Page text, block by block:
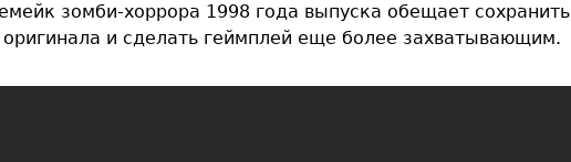
зомби-хоррора 1998 года выпуска обещает сохранить
и сделать геймплей еще более захватывающим.